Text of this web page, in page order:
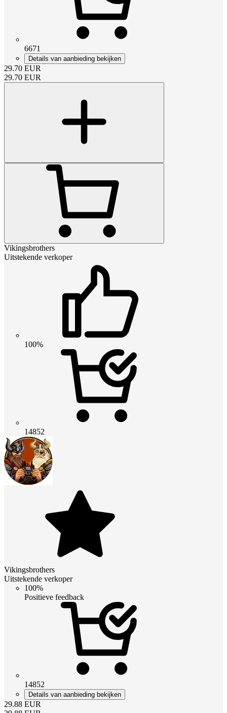
6671
Details van aanbieding bekijken
29.70 EUR
29.70 EUR
Vikingsbrothers
Uitstekende verkoper
100%
14852
Vikingsbrothers
Uitstekende verkoper
100%
Positieve feedback
14852
Details van aanbieding bekijken
29.88 EUR